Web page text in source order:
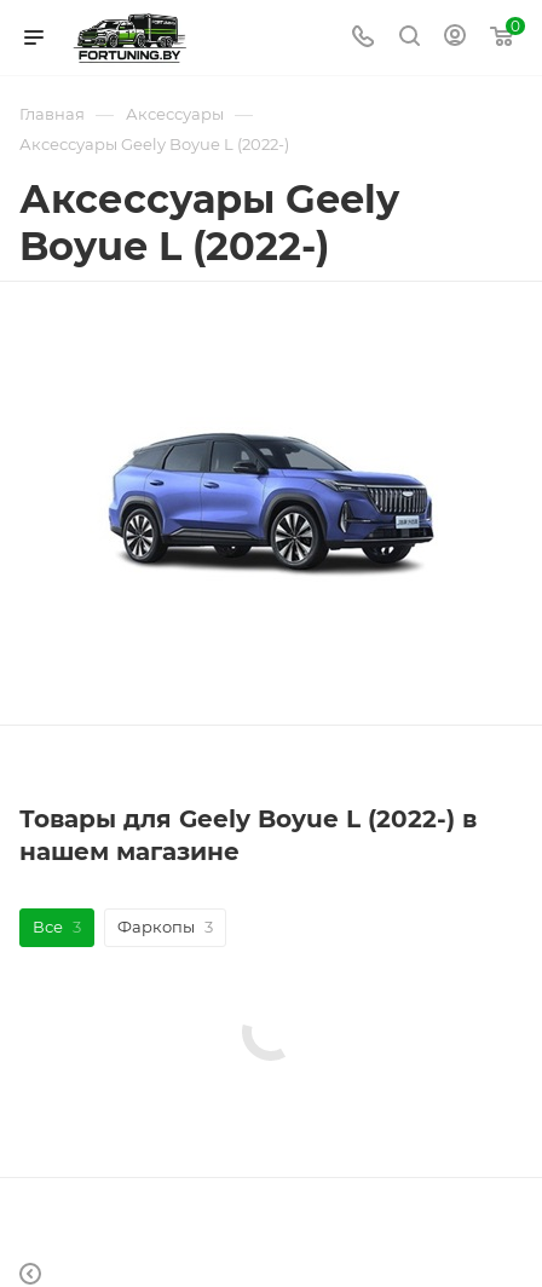
0
Главная — Аксессуары —
Аксессуары Geely Boyue L (2022-)
Аксессуары Geely
Boyue L (2022-)
Товары для Geely Boyue L (2022-) в
нашем магазине
Все 3 Фаркопы 3